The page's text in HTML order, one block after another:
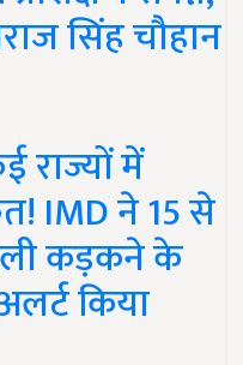
सिंह चौहान
राज्यों में
IMD ने 15 से
कड़कने के
किया